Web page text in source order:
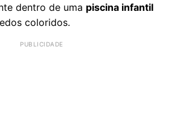
dentro de uma piscina infantil
coloridos.